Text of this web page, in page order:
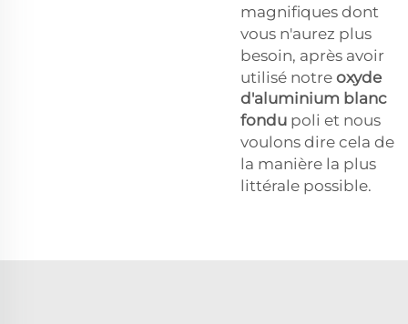
magnifiques dont
vous n'aurez plus
besoin, après avoir
utilisé notre oxyde
d'aluminium blanc
fondu poli et nous
voulons dire cela de
la manière la plus
littérale possible.